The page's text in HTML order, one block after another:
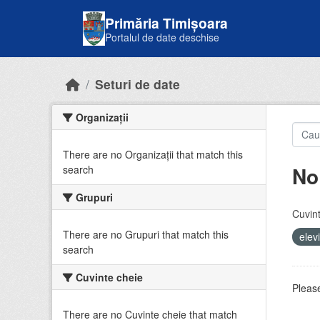
Primăria Timișoara
Portalul de date deschise
Seturi de date
Organizații
There are no Organizații that match this
search
Grupuri
There are no Grupuri that match this
search
Cuvinte cheie
There are no Cuvinte cheie that match